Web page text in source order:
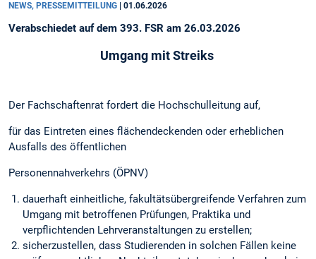
NEWS, PRESSEMITTEILUNG 01.06.2026
Verabschiedet auf dem 393. FSR am 26.03.2026
Umgang mit Streiks
Der Fachschaftenrat fordert die Hochschulleitung auf,
für das Eintreten eines flächendeckenden oder erheblichen
Ausfalls des öffentlichen
Personennahverkehrs (ÖPNV)
dauerhaft einheitliche, fakultätsübergreifende Verfahren zum
Umgang mit betroffenen Prüfungen, Praktika und
verpflichtenden Lehrveranstaltungen zu erstellen;
sicherzustellen, dass Studierenden in solchen Fällen keine